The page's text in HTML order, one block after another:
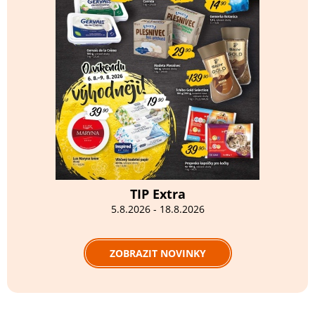
TIP Extra
5.8.2026 - 18.8.2026
ZOBRAZIT NOVINKY